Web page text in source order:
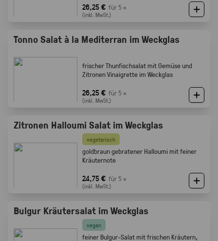
26,25 € für 5 ×
(inkl. MwSt.)
Tonno Salat à la Mediterran im Weckglas
frischer Thunfischsalat mit Gemüse und
Zitronen Vinaigrette im Weckglas
26,25 € für 5 ×
(inkl. MwSt.)
Zitronen Halloumi Salat im Weckglas
vegetarisch
goldbraun gebratener Halloumi mit feiner
Kräuternote
24,75 € für 5 ×
(inkl. MwSt.)
Bulgur Kräutersalat im Weckglas
vegan
feiner Bulgur-Salat mit frischen Kräutern,